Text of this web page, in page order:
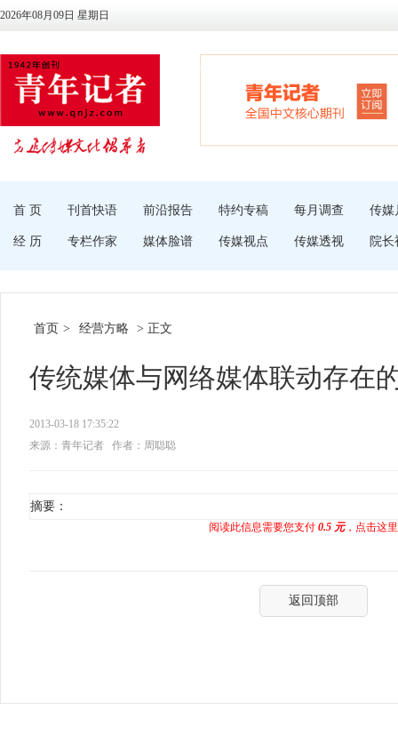
2026年08月09日 星期日
首 页 刊首快语 前沿报告 特约专稿 每月调查 传媒
经 历 专栏作家 媒体脸谱 传媒视点 传媒透视 院长
首页 > 经营方略 > 正文
传统媒体与网络媒体联动存在
2013-03-18 17:35:22
来源：青年记者
作者：周聪聪
摘要：
阅读此信息需要您支付 0.5 元，点击这
返回顶部